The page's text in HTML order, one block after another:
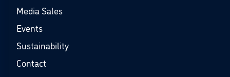
Media Sales
Events
Sustainability
Contact